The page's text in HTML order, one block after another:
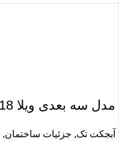
مدل سه بعدی ویلا 018
آبجکت تک, جزئیات ساختمان,